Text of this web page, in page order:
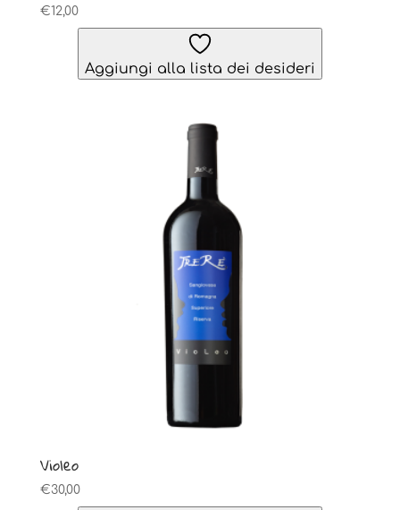
€12,00
Aggiungi alla lista dei desideri
Violeo
€30,00